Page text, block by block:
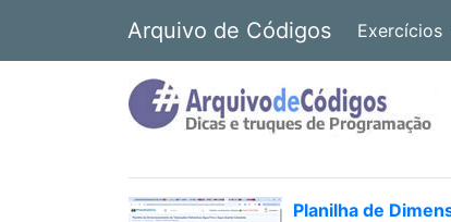
Arquivo de Códigos Exercícios
Planilha de